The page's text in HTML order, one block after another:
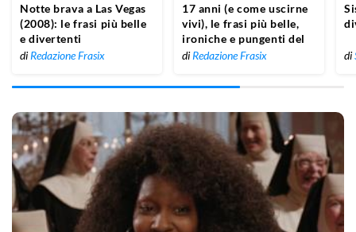
Notte brava a Las Vegas
(2008): le frasi più belle
e divertenti
di Redazione Frasix
17 anni (e come uscirne
vivi), le frasi più belle,
ironiche e pungenti del
film
di Redazione Frasix di